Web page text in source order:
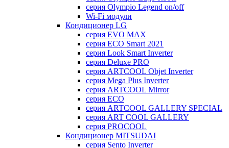
серия Olympio Legend on/off
Wi-Fi модули
Кондиционер LG
серия EVO MAX
серия ECO Smart 2021
серия Look Smart Inverter
серия Deluxe PRO
серия ARTCOOL Objet Inverter
серия Mega Plus Inverter
серия ARTCOOL Mirror
серия ECO
серия ARTCOOL GALLERY SPECIAL
серия ART COOL GALLERY
серия PROCOOL
Кондиционер MITSUDAI
серия Sento Inverter